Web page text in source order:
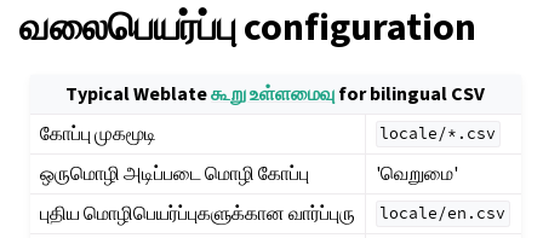
வலைபெயர்ப்பு configuration
Typical Weblateகூறு உள்ளமைவுfor bilingual CSV
கோப்பு முகமூடி
locale/*.csv
ஒருமொழி அடிப்படை மொழி கோப்பு
'வெறுமை'
புதிய மொழிபெயர்ப்புகளுக்கான வார்ப்புரு
locale/en.csv